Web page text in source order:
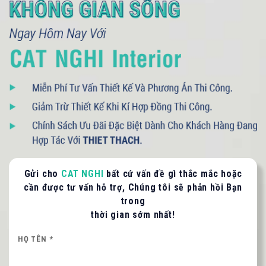
Gửi cho CAT NGHI bất cứ vấn đề gì thắc mắc hoặc
cần được tư vấn hỗ trợ, Chúng tôi sẽ phản hồi Bạn
trong
thời gian sớm nhất!
HỌ TÊN *
093 71379 13 - 090 3075 005
LIÊN HỆ TƯ VẤN / BÁO GIÁ
Quý khách vui lòng cung cấp thông tin để CAT
NGHI liên hệ hỗ trợ nhanh nhất.
HỌ VÀ TÊN QUÝ KHÁCH